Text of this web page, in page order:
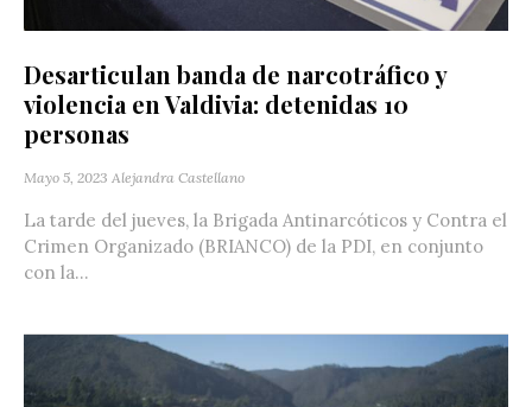
Desarticulan banda de narcotráfico y
violencia en Valdivia: detenidas 10
personas
Mayo 5, 2023 Alejandra Castellano
La tarde del jueves, la Brigada Antinarcóticos y Contra el
Crimen Organizado (BRIANCO) de la PDI, en conjunto
con la...